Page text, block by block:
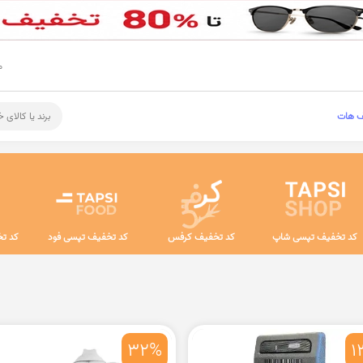
هات برند یا
کد تخفیف تپسی شاپ کد تخفیف کرفس کد تخفیف تپسی فود کد
32%